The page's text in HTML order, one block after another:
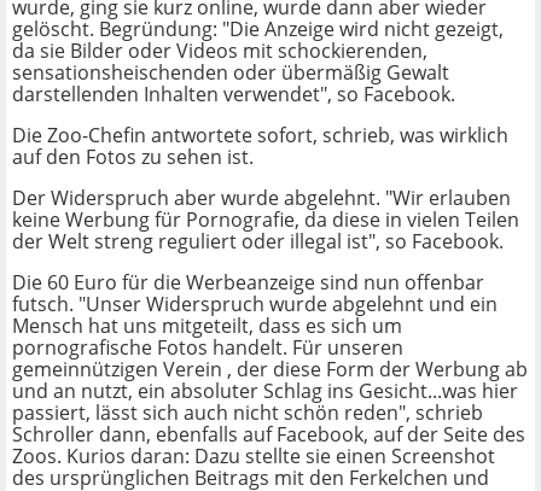
wurde, ging sie kurz online, wurde dann aber wieder
gelöscht. Begründung: "Die Anzeige wird nicht gezeigt,
da sie Bilder oder Videos mit schockierenden,
sensationsheischenden oder übermäßig Gewalt
darstellenden Inhalten verwendet", so Facebook.
Die Zoo-Chefin antwortete sofort, schrieb, was wirklich
auf den Fotos zu sehen ist.
Der Widerspruch aber wurde abgelehnt. "Wir erlauben
keine Werbung für Pornografie, da diese in vielen Teilen
der Welt streng reguliert oder illegal ist", so Facebook.
Die 60 Euro für die Werbeanzeige sind nun offenbar
futsch. "Unser Widerspruch wurde abgelehnt und ein
Mensch hat uns mitgeteilt, dass es sich um
pornografische Fotos handelt. Für unseren
gemeinnützigen Verein , der diese Form der Werbung ab
und an nutzt, ein absoluter Schlag ins Gesicht...was hier
passiert, lässt sich auch nicht schön reden", schrieb
Schroller dann, ebenfalls auf Facebook, auf der Seite des
Zoos. Kurios daran: Dazu stellte sie einen Screenshot
des ursprünglichen Beitrags mit den Ferkelchen und